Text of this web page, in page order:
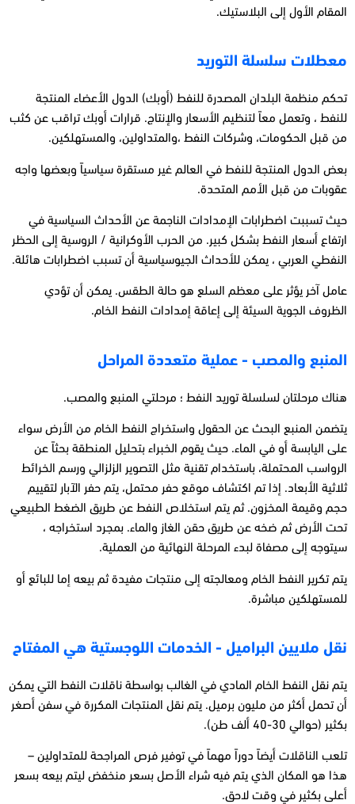
المقام الأول إلى البلاستيك.
معطلات سلسلة التوريد
تحكم منظمة البلدان المصدرة للنفط (أوبك) الدول الأعضاء المنتجة
للنفط ، وتعمل معاً لتنظيم الأسعار والإنتاج. قرارات أوبك تراقب عن كثب
من قبل الحكومات، وشركات النفط ،والمتداولين، والمستهلكين.
بعض الدول المنتجة للنفط في العالم غير مستقرة سياسياً وبعضها واجه
عقوبات من قبل الأمم المتحدة.
حيث تسببت اضطرابات الإمدادات الناجمة عن الأحداث السياسية في
ارتفاع أسعار النفط بشكل كبير. من الحرب الأوكرانية / الروسية إلى الحظر
النفطي العربي ، يمكن للأحداث الجيوسياسية أن تسبب اضطرابات هائلة.
عامل آخر يؤثر على معظم السلع هو حالة الطقس. يمكن أن تؤدي
الظروف الجوية السيئة إلى إعاقة إمدادات النفط الخام.
المنبع والمصب - عملية متعددة المراحل
هناك مرحلتان لسلسلة توريد النفط ؛ مرحلتي المنبع والمصب.
يتضمن المنبع البحث عن الحقول واستخراج النفط الخام من الأرض سواء
على اليابسة أو في الماء. حيث يقوم الخبراء بتحليل المنطقة بحثاً عن
الرواسب المحتملة، باستخدام تقنية مثل التصوير الزلزالي ورسم الخرائط
ثلاثية الأبعاد. إذا تم اكتشاف موقع حفر محتمل، يتم حفر الآبار لتقييم
حجم وقيمة المخزون. ثم يتم استخلاص النفط عن طريق الضغط الطبيعي
تحت الأرض ثم ضخه عن طريق حقن الغاز والماء. بمجرد استخراجه ،
سيتوجه إلى مصفاة لبدء المرحلة النهائية من العملية.
يتم تكرير النفط الخام ومعالجته إلى منتجات مفيدة ثم بيعه إما للبائع أو
للمستهلكين مباشرة.
نقل ملايين البراميل - الخدمات اللوجستية هي المفتاح
يتم نقل النفط الخام المادي في الغالب بواسطة ناقلات النفط التي يمكن
أن تحمل أكثر من مليون برميل. يتم نقل المنتجات المكررة في سفن أصغر
بكثير (حوالي 30-40 ألف طن).
تلعب الناقلات أيضاً دوراً مهماً في توفير فرص المراجحة للمتداولين –
هذا هو المكان الذي يتم فيه شراء الأصل بسعر منخفض ليتم بيعه بسعر
أعلى بكثير في وقت لاحق.